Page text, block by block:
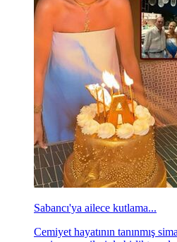
Sabancı'ya ailece kutlama...
Cemiyet hayatının tanınmış